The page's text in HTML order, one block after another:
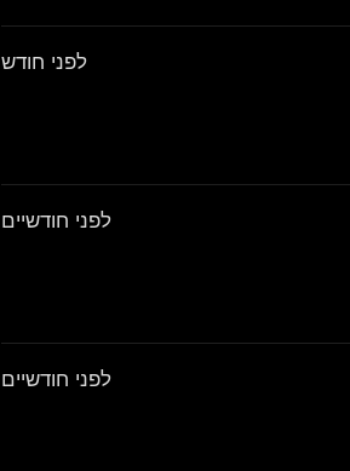
לפני חודש
לפני חודשיים
לפני חודשיים